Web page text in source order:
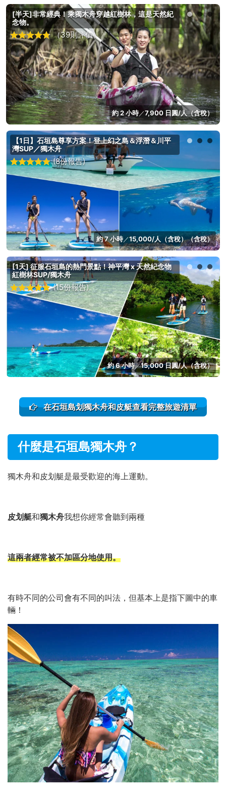
[半天]非常經典！乘獨木舟穿越紅樹林，這是天然紀
念物。
（39則評價）
約 2 小時／7,900 日圓/人（含稅）
【1日】石垣島尊享方案！登上幻之島＆浮潛＆川平
灣SUP／獨木舟
(8份報告)
約 7 小時／15,000/人（含稅）（含稅）
[1天] 征服石垣島的熱門景點！神平灣 x 天然紀念物
紅樹林SUP/獨木舟
(15份報告)
約 6 小時／15,000 日圓/人（含稅）
在石垣島划獨木舟和皮艇查看完整旅遊清單
什麼是石垣島獨木舟？
獨木舟和皮划艇是最受歡迎的海上運動。
皮划艇和獨木舟我想你經常會聽到兩種
這兩者經常被不加區分地使用。
有時不同的公司會有不同的叫法，但基本上是指下圖中的車
輛！